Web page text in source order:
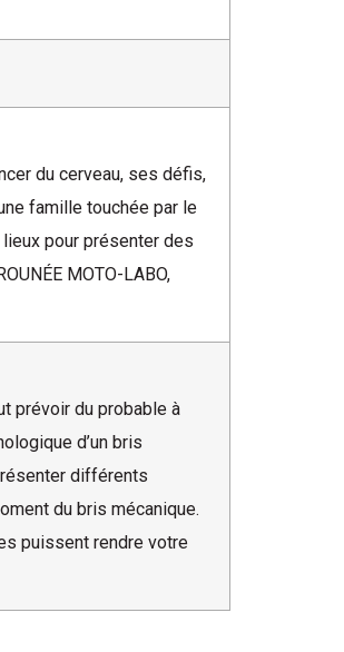
du cerveau, ses défis,
famille touchée par le
pour présenter des
MOTO-LABO,
prévoir du probable à
d’un bris
différents
du bris mécanique.
puissent rendre votre